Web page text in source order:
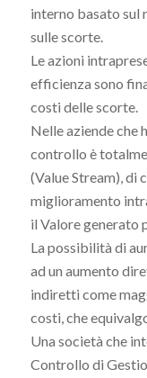
interno basato sul
sulle scorte.
Le azioni
efficienza sono
costi delle scorte.
Nelle aziende che
controllo è
(Value Stream), di
miglioramento
il Valore generato
La possibilità di
ad un aumento
indiretti come
costi, che
Una società che
Controllo di